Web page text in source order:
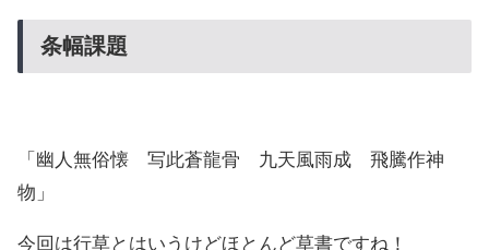
条幅課題
「幽人無俗懐 写此蒼龍骨 九天風雨成 飛騰作神
物」
今回は行草とはいうけどほとんど草書ですね！